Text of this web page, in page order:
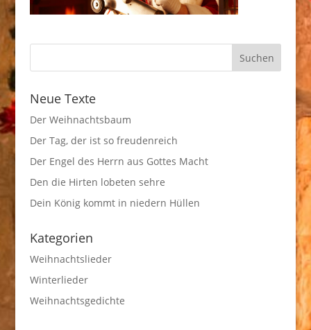
Neue Texte
Der Weihnachtsbaum
Der Tag, der ist so freudenreich
Der Engel des Herrn aus Gottes Macht
Den die Hirten lobeten sehre
Dein König kommt in niedern Hüllen
Kategorien
Weihnachtslieder
Winterlieder
Weihnachtsgedichte